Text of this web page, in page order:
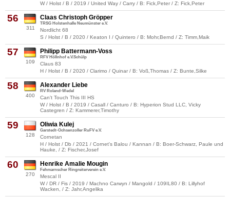
W / Holst / B / 2019 / United Way / Carry / B: Fick,Peter / Z: Fick,Peter
56
311
Claas Christoph Gröpper
TRSG Holstenhalle Neumünster e.V.
Nordlicht 68
S / Holst / B / 2020 / Keaton I / Quintero / B: Mohr,Bernd / Z: Timm,Maik
57
109
Philipp Battermann-Voss
RFV Höllnhof e.V.Schülp
Claus 83
H / Holst / B / 2020 / Clarimo / Quinar / B: Voß,Thomas / Z: Bunte,Silke
58
400
Alexander Liebe
RV Roland-Wedel
Can't Touch This III HS
W / Holst / B / 2019 / Casall / Canturo / B: Hyperion Stud LLC, Vicky
Castegren / Z: Kammerer,Timothy
59
128
Oliwia Kulej
Garstedt-Ochsenzoller RuFV e.V.
Cornetan
H / Holst / Db / 2021 / Cornet's Balou / Kannan / B: Boer-Schwarz, Paule und
Hauke, / Z: Fischer,Josef
60
270
Henrike Amalie Mougin
Fehmarnscher Ringreiterverein e.V.
Mescal II
W / DR / Fis / 2019 / Machno Carwyn / Mangold / 109IL80 / B: Lillyhof
Wacken, / Z: Jahr,Angelika